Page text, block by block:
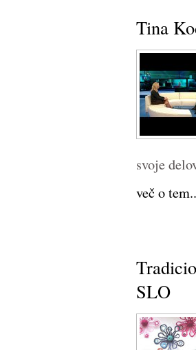
Tina
svoje
več o
SLO